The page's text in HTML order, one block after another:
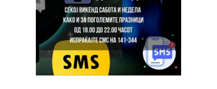
Во продолжение, погледнете го новиот видеоспот и
препуштете се на летната магија што ја носат Компас
РЕКЛАМА